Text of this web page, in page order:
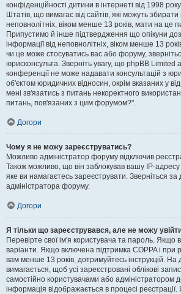
конфіденційності дитини в інтернеті від 1998
Штатів, що вимагає від сайтів, які можуть
неповнолітніх, віком менше 13 років, мати на це
Припустимо й інше підтвердження що опікуни
інформації від неповнолітніх, віком менше 13
чи це може стосуватись вас або форуму,
юрисконсульта. Зверніть увагу, що phpBB Limited
конференції не може надавати консультацій з
об'єктом юридичних відносин, окрім вказаних у
мені зв'язатись з питань некоректного
питань, пов'язаних з цим форумом?".
Догори
Чому я не можу зареєструватись?
Можливо адміністратор форуму відключив
Також можливо, що він заблокував вашу IP-адресу
яке ви намагаєтесь зареєструвати. Зверніться
адміністратора форуму.
Догори
Я тільки що зареєструвався, але не можу
Перевірте свої ім'я користувача та пароль. Якщо
варіанти. Якщо включена підтримка COPPA і при
вам менше 13 років, дотримуйтесь інструкцій.
вимагається, щоб усі зареєстровані облікові
самостійно користувачами або адміністратором
інформація відображається в процесі